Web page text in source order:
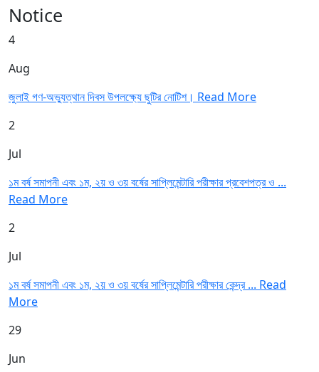
Notice
4
Aug
জুলাই গণ-অভ্যুত্থান দিবস উপলক্ষ্যে ছুটির নোটিশ। Read More
2
Jul
১ম বর্ষ সমাপনী এবং ১ম, ২য় ও ৩য় বর্ষের সাপ্লিমেন্টারি পরীক্ষার প্রবেশপত্র ও ...
Read More
2
Jul
১ম বর্ষ সমাপনী এবং ১ম, ২য় ও ৩য় বর্ষের সাপ্লিমেন্টারি পরীক্ষার কেন্দ্র ... Read
More
29
Jun